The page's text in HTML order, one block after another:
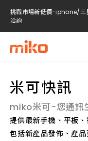
挑戰市場新低價-iphone/三
洽詢
挑戰市場新低價-iphone/三
洽詢
挑戰市場新低價-iphone/三
米可快訊
miko米可-您通訊
提供最新手機、平板
包括新產品發佈、產